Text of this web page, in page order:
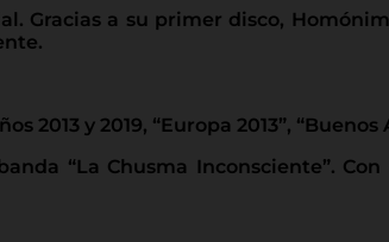
Gracias a su primer disco,
y 2019, “Europa 2013”, “Buenos
“La Chusma Inconsciente”.